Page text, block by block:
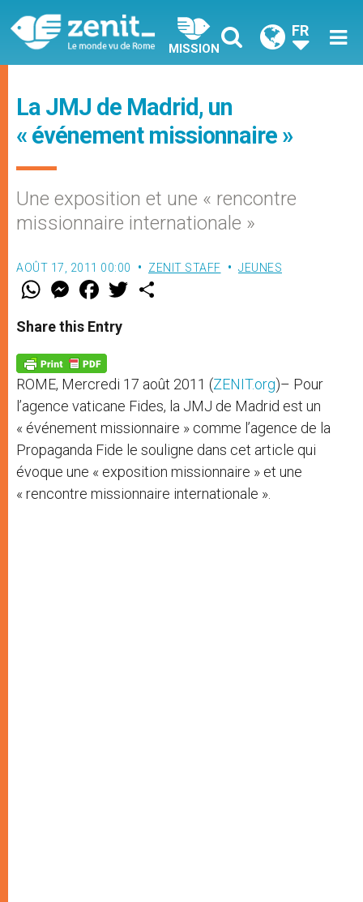
MISSION
FR
La JMJ de Madrid, un
« événement missionnaire »
Une exposition et une « rencontre
missionnaire internationale »
AOÛT 17, 2011 00:00 ZENIT STAFF JEUNES
W
t
s
p
p
M
e
s
e
g
e
r
F
a
e
b
o
k
w
Share this Entry
ROME, Mercredi 17 août 2011 (ZENIT.org)– Pour
l’agence vaticane Fides, la JMJ de Madrid est un
« événement missionnaire » comme l’agence de la
Propaganda Fide le souligne dans cet article qui
évoque une « exposition missionnaire » et une
« rencontre missionnaire internationale ».